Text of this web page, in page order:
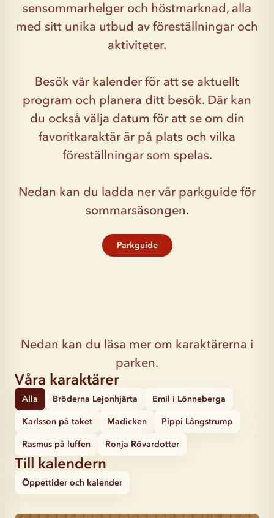
sensommarhelger och höstmarknad, alla
med sitt unika utbud av föreställningar och
aktiviteter.
Besök vår kalender för att se aktuellt
program och planera ditt besök. Där kan
du också välja datum för att se om din
favoritkaraktär är på plats och vilka
föreställningar som spelas.
Nedan kan du ladda ner vår parkguide för
sommarsäsongen.
Parkguide
Nedan kan du läsa mer om karaktärerna i
parken.
Våra karaktärer
Alla Bröderna Lejonhjärta Emil i Lönneberga
Karlsson på taket Madicken Pippi Långstrump
Rasmus på luffen Ronja Rövardotter
Till kalendern
Öppettider och kalender